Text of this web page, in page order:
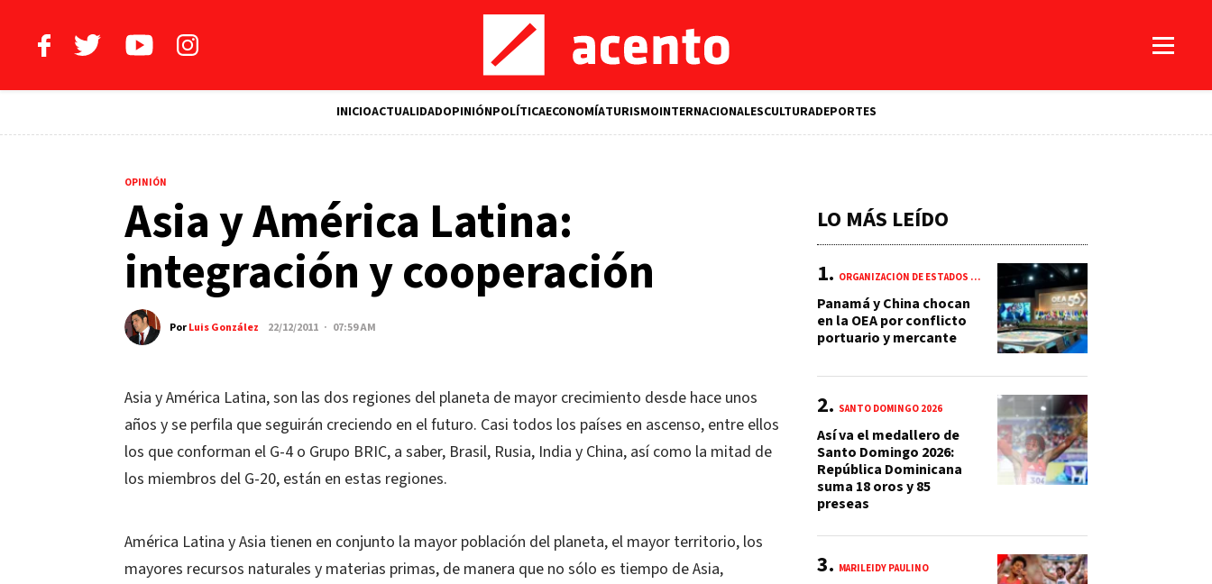
INICIOACTUALIDADOPINIÓNPOLÍTICAECONOMÍATURISMOINTERNACIONALESCULTURADEPORTES
OPINIÓN
Asia y América Latina:
integración y cooperación
PorLuis González 22/12/2011 · 07:59 AM
Asia y América Latina, son las dos regiones del planeta de mayor crecimiento desde hace unos
años y se perfila que seguirán creciendo en el futuro. Casi todos los países en ascenso, entre ellos
los que conforman el G-4 o Grupo BRIC, a saber, Brasil, Rusia, India y China, así como la mitad de
los miembros del G-20, están en estas regiones.
América Latina y Asia tienen en conjunto la mayor población del planeta, el mayor territorio, los
mayores recursos naturales y materias primas, de manera que no sólo es tiempo de Asia,
LO MÁS LEÍDO
ORGANIZACIÓN DE ESTADOS AMERICANOS (OEA)
Panamá y China chocan
en la OEA por conflicto
portuario y mercante
SANTO DOMINGO 2026
Así va el medallero de
Santo Domingo 2026:
República Dominicana
suma 18 oros y 85
preseas
MARILEIDY PAULINO